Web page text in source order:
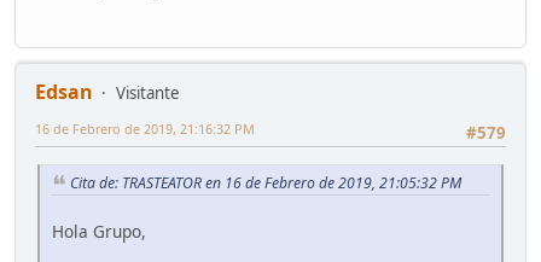
Edsan
Visitante
#579
16 de Febrero de 2019, 21:16:32 PM
Cita de: TRASTEATOR en 16 de Febrero de 2019, 21:05:32 PM
Hola Grupo,